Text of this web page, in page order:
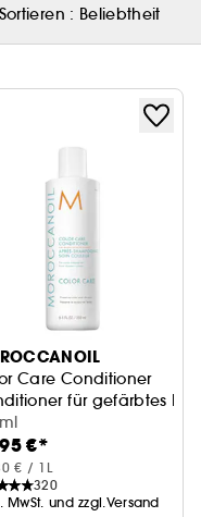
Sortieren : Beliebtheit
Haar
Care Conditioner
für gefärbtes
€*
€ / 1L
320
MwSt. und zzgl.Versand